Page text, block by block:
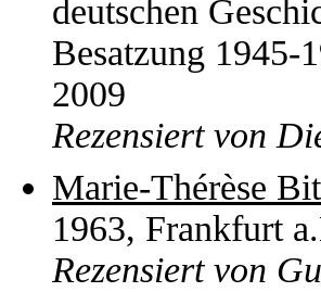
deutschen
Besatzung
2009
Rezensiert von
Marie-Thérèse
1963, Frankfurt
Rezensiert von